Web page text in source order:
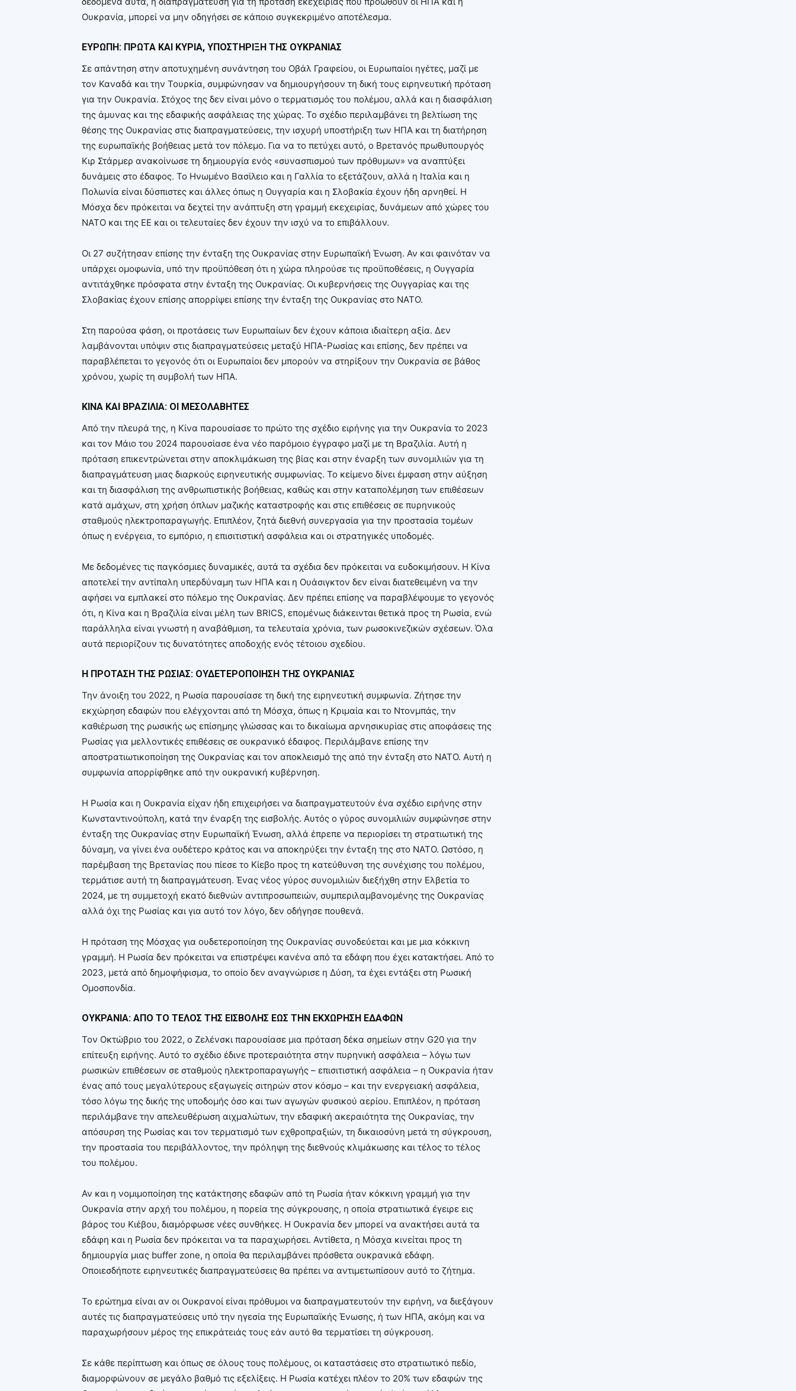
Ουκρανία, μπορεί να μην οδηγήσει σε κάποιο συγκεκριμένο αποτέλεσμα.
ΕΥΡΩΠΗ: ΠΡΩΤΑ ΚΑΙ ΚΥΡΙΑ, ΥΠΟΣΤΗΡΙΞΗ ΤΗΣ ΟΥΚΡΑΝΙΑΣ
Σε απάντηση στην αποτυχημένη συνάντηση του Οβάλ Γραφείου, οι Ευρωπαίοι ηγέτες, μαζί με
τον Καναδά και την Τουρκία, συμφώνησαν να δημιουργήσουν τη δική τους ειρηνευτική πρόταση
για την Ουκρανία. Στόχος της δεν είναι μόνο ο τερματισμός του πολέμου, αλλά και η διασφάλιση
της άμυνας και της εδαφικής ασφάλειας της χώρας. Το σχέδιο περιλαμβάνει τη βελτίωση της
θέσης της Ουκρανίας στις διαπραγματεύσεις, την ισχυρή υποστήριξη των ΗΠΑ και τη διατήρηση
της ευρωπαϊκής βοήθειας μετά τον πόλεμο. Για να το πετύχει αυτό, ο Βρετανός πρωθυπουργός
Kιρ Στάρμερ ανακοίνωσε τη δημιουργία ενός «συνασπισμού των πρόθυμων» να αναπτύξει
δυνάμεις στο έδαφος. Το Ηνωμένο Βασίλειο και η Γαλλία το εξετάζουν, αλλά η Ιταλία και η
Πολωνία είναι δύσπιστες και άλλες όπως η Ουγγαρία και η Σλοβακία έχουν ήδη αρνηθεί. Η
Μόσχα δεν πρόκειται να δεχτεί την ανάπτυξη στη γραμμή εκεχειρίας, δυνάμεων από χώρες του
ΝΑΤΟ και της ΕΕ και οι τελευταίες δεν έχουν την ισχύ να το επιβάλλουν.
Οι 27 συζήτησαν επίσης την ένταξη της Ουκρανίας στην Ευρωπαϊκή Ένωση. Αν και φαινόταν να
υπάρχει ομοφωνία, υπό την προϋπόθεση ότι η χώρα πληρούσε τις προϋποθέσεις, η Ουγγαρία
αντιτάχθηκε πρόσφατα στην ένταξη της Ουκρανίας. Οι κυβερνήσεις της Ουγγαρίας και της
Σλοβακίας έχουν επίσης απορρίψει επίσης την ένταξη της Ουκρανίας στο ΝΑΤΟ.
Στη παρούσα φάση, οι προτάσεις των Ευρωπαίων δεν έχουν κάποια ιδιαίτερη αξία. Δεν
λαμβάνονται υπόψιν στις διαπραγματεύσεις μεταξύ ΗΠΑ-Ρωσίας και επίσης, δεν πρέπει να
παραβλέπεται το γεγονός ότι οι Ευρωπαίοι δεν μπορούν να στηρίξουν την Ουκρανία σε βάθος
χρόνου, χωρίς τη συμβολή των ΗΠΑ.
ΚΙΝΑ ΚΑΙ ΒΡΑΖΙΛΙΑ: ΟΙ ΜΕΣΟΛΑΒΗΤΕΣ
Από την πλευρά της, η Κίνα παρουσίασε το πρώτο της σχέδιο ειρήνης για την Ουκρανία το 2023
και τον Μάιο του 2024 παρουσίασε ένα νέο παρόμοιο έγγραφο μαζί με τη Βραζιλία. Αυτή η
πρόταση επικεντρώνεται στην αποκλιμάκωση της βίας και στην έναρξη των συνομιλιών για τη
διαπραγμάτευση μιας διαρκούς ειρηνευτικής συμφωνίας. Το κείμενο δίνει έμφαση στην αύξηση
και τη διασφάλιση της ανθρωπιστικής βοήθειας, καθώς και στην καταπολέμηση των επιθέσεων
κατά αμάχων, στη χρήση όπλων μαζικής καταστροφής και στις επιθέσεις σε πυρηνικούς
σταθμούς ηλεκτροπαραγωγής. Επιπλέον, ζητά διεθνή συνεργασία για την προστασία τομέων
όπως η ενέργεια, το εμπόριο, η επισιτιστική ασφάλεια και οι στρατηγικές υποδομές.
Με δεδομένες τις παγκόσμιες δυναμικές, αυτά τα σχέδια δεν πρόκειται να ευδοκιμήσουν. Η Κίνα
αποτελεί την αντίπαλη υπερδύναμη των ΗΠΑ και η Ουάσιγκτον δεν είναι διατεθειμένη να την
αφήσει να εμπλακεί στο πόλεμο της Ουκρανίας. Δεν πρέπει επίσης να παραβλέψουμε το γεγονός
ότι, η Κίνα και η Βραζιλία είναι μέλη των BRICS, επομένως διάκεινται θετικά προς τη Ρωσία, ενώ
παράλληλα είναι γνωστή η αναβάθμιση, τα τελευταία χρόνια, των ρωσοκινεζικών σχέσεων. Όλα
αυτά περιορίζουν τις δυνατότητες αποδοχής ενός τέτοιου σχεδίου.
Η ΠΡΟΤΑΣΗ ΤΗΣ ΡΩΣΙΑΣ: ΟΥΔΕΤΕΡΟΠΟΙΗΣΗ ΤΗΣ ΟΥΚΡΑΝΙΑΣ
Την άνοιξη του 2022, η Ρωσία παρουσίασε τη δική της ειρηνευτική συμφωνία. Ζήτησε την
εκχώρηση εδαφών που ελέγχονται από τη Μόσχα, όπως η Κριμαία και το Ντονμπάς, την
καθιέρωση της ρωσικής ως επίσημης γλώσσας και το δικαίωμα αρνησικυρίας στις αποφάσεις της
Ρωσίας για μελλοντικές επιθέσεις σε ουκρανικό έδαφος. Περιλάμβανε επίσης την
αποστρατιωτικοποίηση της Ουκρανίας και τον αποκλεισμό της από την ένταξη στο ΝΑΤΟ. Αυτή η
συμφωνία απορρίφθηκε από την ουκρανική κυβέρνηση.
Η Ρωσία και η Ουκρανία είχαν ήδη επιχειρήσει να διαπραγματευτούν ένα σχέδιο ειρήνης στην
Κωνσταντινούπολη, κατά την έναρξη της εισβολής. Αυτός ο γύρος συνομιλιών συμφώνησε στην
ένταξη της Ουκρανίας στην Ευρωπαϊκή Ένωση, αλλά έπρεπε να περιορίσει τη στρατιωτική της
δύναμη, να γίνει ένα ουδέτερο κράτος και να αποκηρύξει την ένταξη της στο ΝΑΤΟ. Ωστόσο, η
παρέμβαση της Βρετανίας που πίεσε το Κίεβο προς τη κατεύθυνση της συνέχισης του πολέμου,
τερμάτισε αυτή τη διαπραγμάτευση. Ένας νέος γύρος συνομιλιών διεξήχθη στην Ελβετία το
2024, με τη συμμετοχή εκατό διεθνών αντιπροσωπειών, συμπεριλαμβανομένης της Ουκρανίας
αλλά όχι της Ρωσίας και για αυτό τον λόγο, δεν οδήγησε πουθενά.
Η πρόταση της Μόσχας για ουδετεροποίηση της Ουκρανίας συνοδεύεται και με μια κόκκινη
γραμμή. Η Ρωσία δεν πρόκειται να επιστρέψει κανένα από τα εδάφη που έχει κατακτήσει. Από το
2023, μετά από δημοψήφισμα, το οποίο δεν αναγνώρισε η Δύση, τα έχει εντάξει στη Ρωσική
Ομοσπονδία.
ΟΥΚΡΑΝΙΑ: ΑΠΟ ΤΟ ΤΕΛΟΣ ΤΗΣ ΕΙΣΒΟΛΗΣ ΕΩΣ ΤΗΝ ΕΚΧΩΡΗΣΗ ΕΔΑΦΩΝ
Τον Οκτώβριο του 2022, ο Ζελένσκι παρουσίασε μια πρόταση δέκα σημείων στην G20 για την
επίτευξη ειρήνης. Αυτό το σχέδιο έδινε προτεραιότητα στην πυρηνική ασφάλεια – λόγω των
ρωσικών επιθέσεων σε σταθμούς ηλεκτροπαραγωγής – επισιτιστική ασφάλεια – η Ουκρανία ήταν
ένας από τους μεγαλύτερους εξαγωγείς σιτηρών στον κόσμο – και την ενεργειακή ασφάλεια,
τόσο λόγω της δικής της υποδομής όσο και των αγωγών φυσικού αερίου. Επιπλέον, η πρόταση
περιλάμβανε την απελευθέρωση αιχμαλώτων, την εδαφική ακεραιότητα της Ουκρανίας, την
απόσυρση της Ρωσίας και τον τερματισμό των εχθροπραξιών, τη δικαιοσύνη μετά τη σύγκρουση,
την προστασία του περιβάλλοντος, την πρόληψη της διεθνούς κλιμάκωσης και τέλος το τέλος
του πολέμου.
Αν και η νομιμοποίηση της κατάκτησης εδαφών από τη Ρωσία ήταν κόκκινη γραμμή για την
Ουκρανία στην αρχή του πολέμου, η πορεία της σύγκρουσης, η οποία στρατιωτικά έγειρε εις
βάρος του Κιέβου, διαμόρφωσε νέες συνθήκες. Η Ουκρανία δεν μπορεί να ανακτήσει αυτά τα
εδάφη και η Ρωσία δεν πρόκειται να τα παραχωρήσει. Αντίθετα, η Μόσχα κινείται προς τη
δημιουργία μιας buffer zone, η οποία θα περιλαμβάνει πρόσθετα ουκρανικά εδάφη.
Οποιεσδήποτε ειρηνευτικές διαπραγματεύσεις θα πρέπει να αντιμετωπίσουν αυτό το ζήτημα.
Το ερώτημα είναι αν οι Ουκρανοί είναι πρόθυμοι να διαπραγματευτούν την ειρήνη, να διεξάγουν
αυτές τις διαπραγματεύσεις υπό την ηγεσία της Ευρωπαϊκής Ένωσης, ή των ΗΠΑ, ακόμη και να
παραχωρήσουν μέρος της επικράτειάς τους εάν αυτό θα τερματίσει τη σύγκρουση.
Σε κάθε περίπτωση και όπως σε όλους τους πολέμους, οι καταστάσεις στο στρατιωτικό πεδίο,
διαμορφώνουν σε μεγάλο βαθμό τις εξελίξεις. Η Ρωσία κατέχει πλέον το 20% των εδαφών της